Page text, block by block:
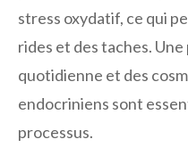
stress oxydatif, ce qui
rides et des taches.
quotidienne et des
endocriniens sont
processus.